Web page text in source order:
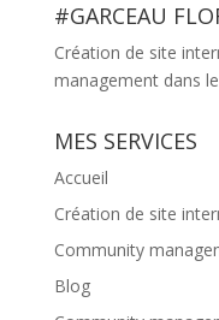
#GARCEAU
Création de site
management dans
MES SERVICES
Accueil
Création de site
Community
Blog